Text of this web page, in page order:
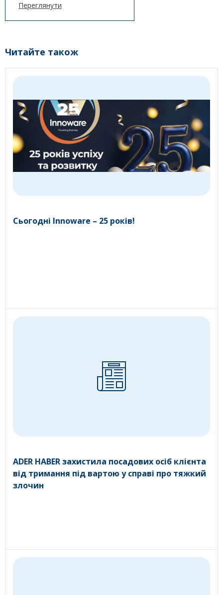
Переглянути
Читайте також
Сьогодні Innoware – 25 років!
ADER HABER захистила посадових осіб клієнта
від тримання під вартою у справі про тяжкий
злочин